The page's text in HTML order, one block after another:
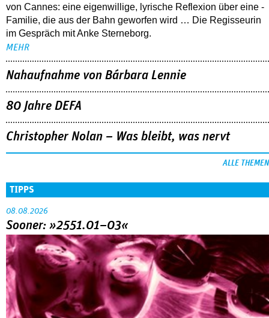
von Cannes: eine eigenwillige, lyrische Reflexion über eine ­
Familie, die aus der Bahn geworfen wird … Die Regisseurin
im Gespräch mit Anke Sterneborg.
MEHR
Nahaufnahme von Bárbara Lennie
80 Jahre DEFA
Christopher Nolan – Was bleibt, was nervt
ALLE THEMEN
TIPPS
08.08.2026
Sooner: »2551.01–03«